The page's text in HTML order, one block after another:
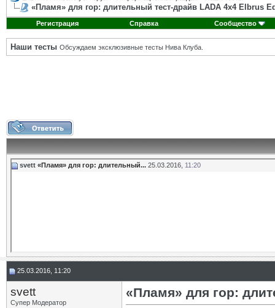
«Пламя» для гор: длительный тест-драйв LADA 4x4 Elbrus
Регистрация Справка Сообщество
Наши тесты Обсуждаем эксклюзивные тесты Нива Клуба.
svett «Пламя» для гор: длительный... 25.03.2016, 11:20
25.03.2016, 11:20
svett
Супер Модератор
«Пламя» для гор: